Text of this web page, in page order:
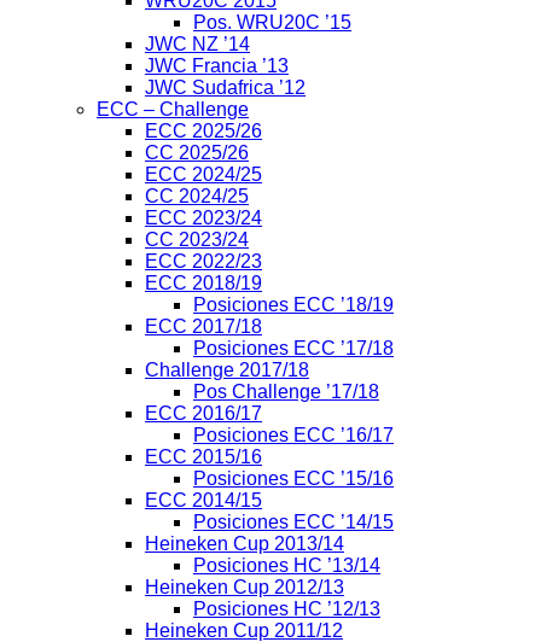
Pos. WRU20C ’15
JWC NZ ’14
JWC Francia ’13
JWC Sudafrica ’12
ECC – Challenge
ECC 2025/26
CC 2025/26
ECC 2024/25
CC 2024/25
ECC 2023/24
CC 2023/24
ECC 2022/23
ECC 2018/19
Posiciones ECC ’18/19
ECC 2017/18
Posiciones ECC ’17/18
Challenge 2017/18
Pos Challenge ’17/18
ECC 2016/17
Posiciones ECC ’16/17
ECC 2015/16
Posiciones ECC ’15/16
ECC 2014/15
Posiciones ECC ’14/15
Heineken Cup 2013/14
Posiciones HC ’13/14
Heineken Cup 2012/13
Posiciones HC ’12/13
Heineken Cup 2011/12